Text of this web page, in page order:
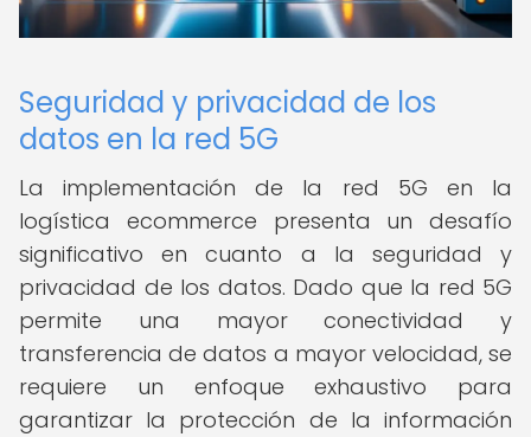
Seguridad y privacidad de los
datos en la red 5G
La implementación de la red 5G en la
logística ecommerce presenta un desafío
significativo en cuanto a la seguridad y
privacidad de los datos. Dado que la red 5G
permite una mayor conectividad y
transferencia de datos a mayor velocidad, se
requiere un enfoque exhaustivo para
garantizar la protección de la información